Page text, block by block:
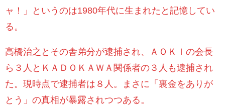
ャ！」というのは1980年代に生まれたと記憶してい
る。
高橋治之とその舎弟分が逮捕され、ＡＯＫＩの会長
ら３人とＫＡＤＯＫＡＷＡ関係者の３人も逮捕され
た。現時点で逮捕者は８人。まさに「裏金をありが
とう」の真相が暴露されつつある。